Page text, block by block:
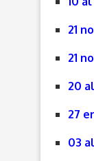
21
21
20
27
03